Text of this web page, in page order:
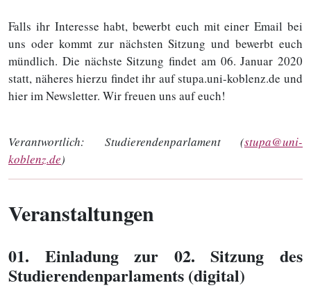
Falls ihr Interesse habt, bewerbt euch mit einer Email bei
uns oder kommt zur nächsten Sitzung und bewerbt euch
mündlich. Die nächste Sitzung findet am 06. Januar 2020
statt, näheres hierzu findet ihr auf stupa.uni-koblenz.de und
hier im Newsletter. Wir freuen uns auf euch!
Verantwortlich: Studierendenparlament (stupa@uni-
koblenz.de)
Veranstaltungen
01. Einladung zur 02. Sitzung des
Studierendenparlaments (digital)